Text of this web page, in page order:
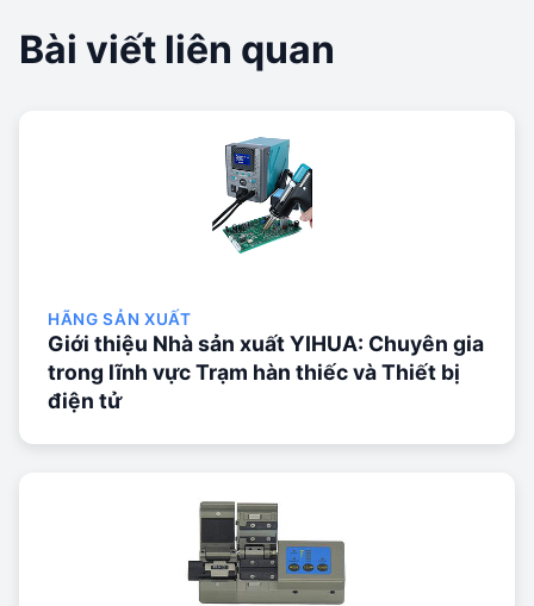
Bài viết liên quan
HÃNG SẢN XUẤT
Giới thiệu Nhà sản xuất YIHUA: Chuyên gia
trong lĩnh vực Trạm hàn thiếc và Thiết bị
điện tử